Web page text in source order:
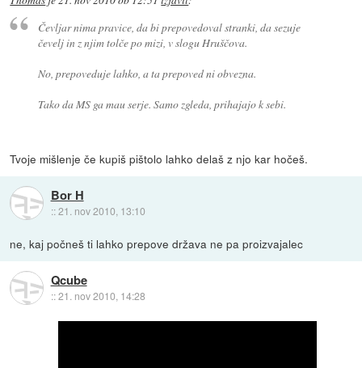
Čevljar nima pravice, da bi prepovedoval stranki, da sezuje
čevelj in z njim tolče po mizi, v slogu Hruščova.
No, prepoveduje lahko, a ta prepoved ni obvezna.
Tako da MS ga mau serje. Samo zgleda, prihajajo k sebi.
Tvoje mišlenje če kupiš pištolo lahko delaš z njo kar hočeš.
Bor H
::21. nov 2010, 13:10
ne, kaj počneš ti lahko prepove država ne pa proizvajalec
Qcube
::21. nov 2010, 14:28